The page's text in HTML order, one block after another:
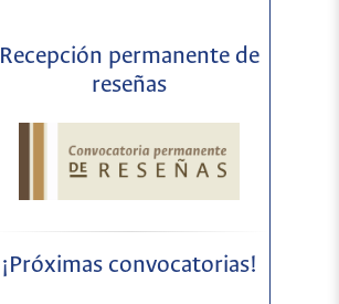
Recepción permanente de
reseñas
¡Próximas convocatorias!